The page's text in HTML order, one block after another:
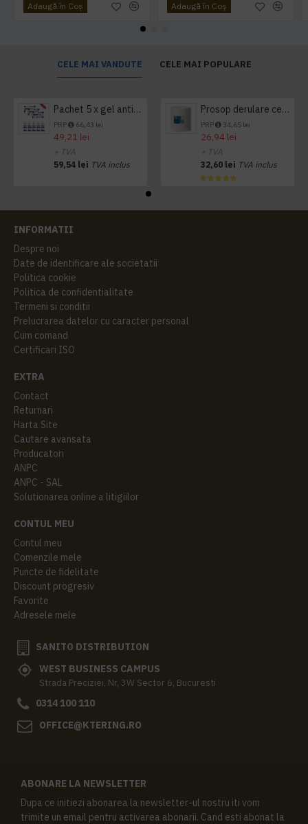
Adaugă în Coş Adaugă în Coş
CELE MAI VANDUTE CELE MAI POPULARE
Pachet 5 x gel antibacterian 50ml si 3 x Servetele antibacteriene 48 buc Hygienium
PRP 66,43 lei
49,21 lei
+ TVA
59,54 lei TVA inclus
Prosop derulare centrala 1 pliu, 300 m Tork
PRP 34,65 lei
26,94 lei
+ TVA
32,60 lei TVA inclus
INFORMATII
Despre noi
Date de identificare ale societatii
Politica cookie
Politica de confidentialitate
Termeni si conditii
Prelucrarea datelor cu caracter personal
Cum comand
Certificari ISO
EXTRA
Contact
Returnari
Harta Site
Cautare avansata
Producatori
ANPC
ANPC - SAL
Solutionarea online a litigiilor
CONTUL MEU
Contul meu
Comenzile mele
Puncte de fidelitate
Discount progresiv
Favorite
Adresele mele
SANITO DISTRIBUTION
WEST BUSINESS CAMPUS
Strada Preciziei, Nr, 3W Sector 6, Bucuresti
0314 100 110
OFFICE@KTERING.RO
ABONARE LA NEWSLETTER
Dupa ce initiezi abonarea la newsletter-ul nostru iti vom
trimite un email pentru activarea abonarii. Cand esti abonat la